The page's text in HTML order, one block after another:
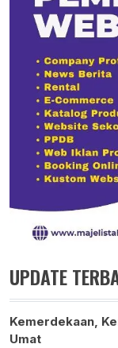
UPDATE
Kemerdekaan,
Umat